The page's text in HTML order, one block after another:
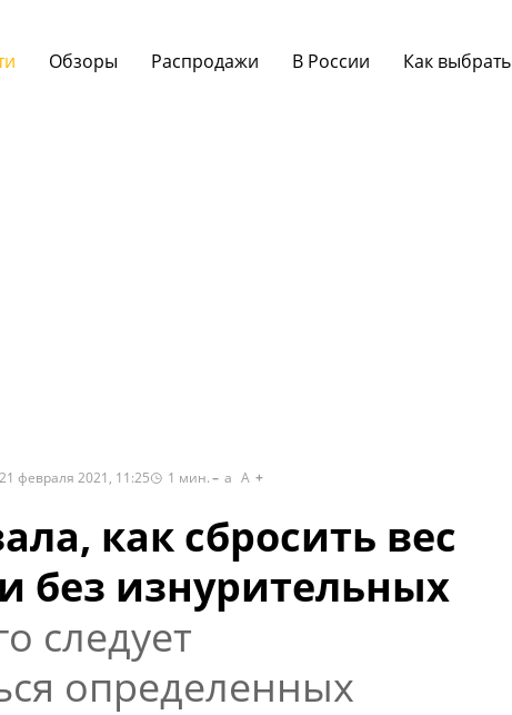
Обзоры Распродажи В России Как выбрать
21 февраля 2021, 11:25 1 мин. a A
как сбросить вес
без изнурительных
следует
определенных